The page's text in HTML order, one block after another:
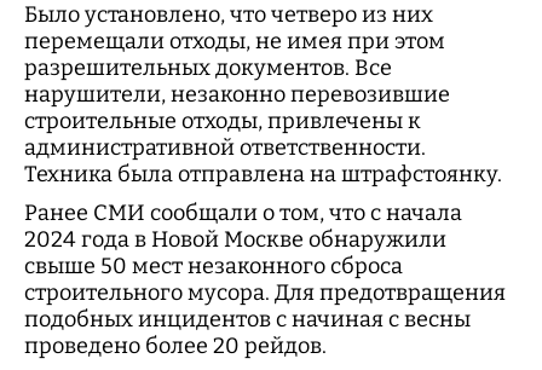
Было установлено, что четверо из них
перемещали отходы, не имея при этом
разрешительных документов. Все
нарушители, незаконно перевозившие
строительные отходы, привлечены к
административной ответственности.
Техника была отправлена на штрафстоянку.
Ранее СМИ сообщали о том, что с начала
2024 года в Новой Москве обнаружили
свыше 50 мест незаконного сброса
строительного мусора. Для предотвращения
подобных инцидентов с начиная с весны
проведено более 20 рейдов.